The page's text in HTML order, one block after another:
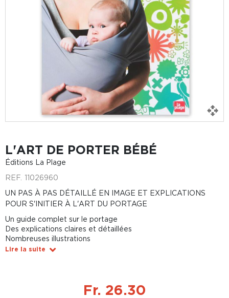
L'ART DE PORTER BÉBÉ
Éditions La Plage
REF. 11026960
UN PAS À PAS DÉTAILLÉ EN IMAGE ET EXPLICATIONS
POUR S'INITIER À L'ART DU PORTAGE
Un guide complet sur le portage
Des explications claires et détaillées
Nombreuses illustrations
Lire la suite
Fr. 26.30